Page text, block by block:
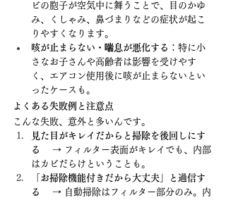
ビの胞子が空気中に舞うことで、目のかゆ
み、くしゃみ、鼻づまりなどの症状が起こ
りやすくなります。
咳が止まらない・喘息が悪化する ：特に小
さなお子さんや高齢者は影響を受けやす
く、エアコン使用後に咳が止まらないとい
ったケースも。
よくある失敗例と注意点
こんな失敗、意外と多いんです。
見た目がキレイだからと掃除を後回しにす
る
→ フィルター表面がキレイでも、内部
はカビだらけということも。
「お掃除機能付きだから大丈夫」と過信す
る
→ 自動掃除はフィルター部分のみ。内